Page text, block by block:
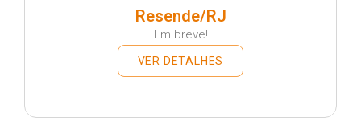
Resende/RJ
Em breve!
VER DETALHES